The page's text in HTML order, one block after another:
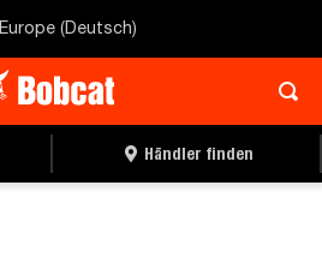
Europe (Deutsch)
Händler finden